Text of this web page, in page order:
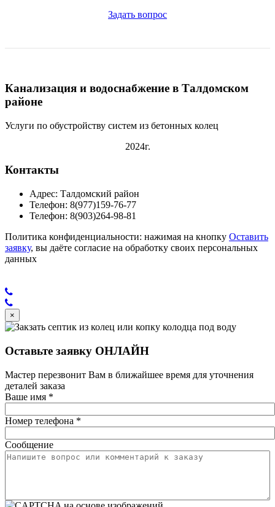
Задать вопрос
Канализация и водоснабжение в Талдомском
районе
Услуги по обустройству систем из бетонных колец
2024г.
Контакты
Адрес: Талдомский район
Телефон: 8(977)159-76-77
Телефон: 8(903)264-98-81
Политика конфиденциальности: нажимая на кнопку Оставить
заявку, вы даёте согласие на обработку своих персональных
данных
×
Оставьте заявку ОНЛАЙН
Мастер перезвонит Вам в ближайшее время для уточнения
деталей заказа
Ваше имя *
Номер телефона *
Сообщение